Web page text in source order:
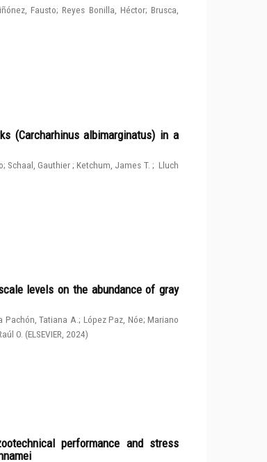
Fausto;Reyes Bonilla, Héctor; Brusca,
(Carcharhinus albimarginatus) in a
; Schaal, Gauthier;Ketchum, James T. ; Lluch
levels on the abundance of gray
Pachón, Tatiana A. ; López Paz, Nóe;Mariano
O. (ELSEVIER 2024)
performance and stress